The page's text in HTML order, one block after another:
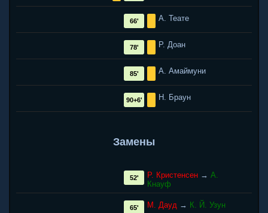
А. Теате
66'
Р. Доан
78'
А. Амаймуни
85'
Н. Браун
90+6'
Замены
Р. Кристенсен → А.
Кнауф
52'
М. Дауд → К. Й. Узун
65'